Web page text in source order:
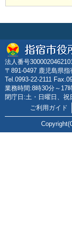
法人番号
〒891-0497 鹿児島県指
Tel.0993-22-2111
業務時間:8時30分～17
閉庁日:土・日曜日、祝
ご利用ガイド